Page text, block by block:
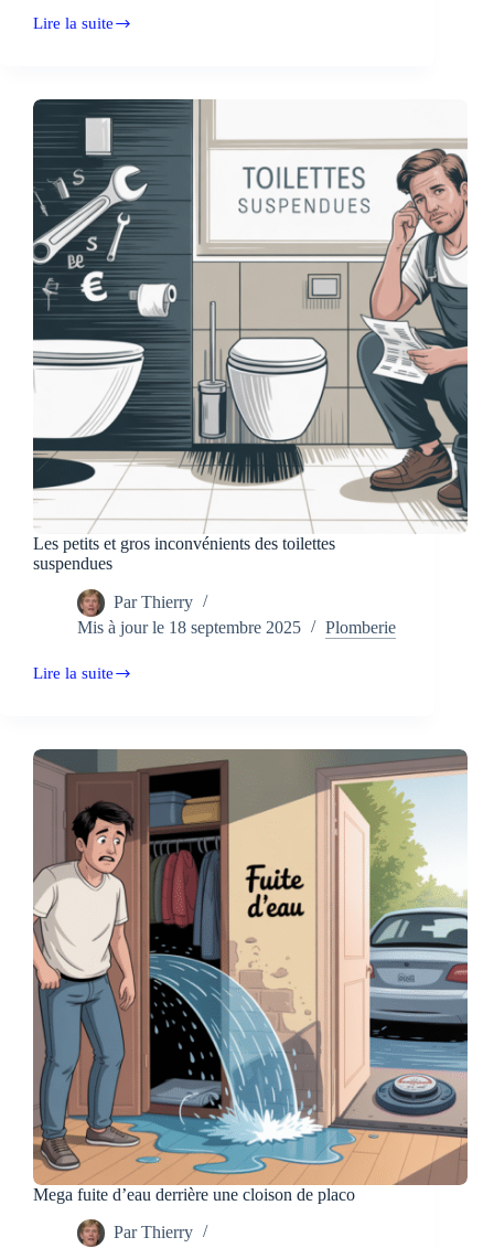
Lire la suite
Fuite
meuble
evier
de
cuisine
Les petits et gros inconvénients des toilettes
suspendues
Par Thierry
Mis à jour le 18 septembre 2025 Plomberie
Lire la suite
Les
inconvénients
suspendues
Mega fuite d’eau derrière une cloison de placo
Par Thierry